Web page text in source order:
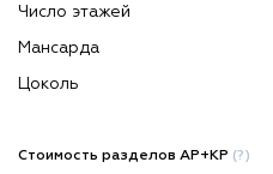
Число этажей
Мансарда
Цоколь
Стоимость разделов АР+КР (?)